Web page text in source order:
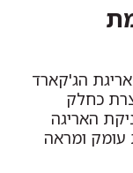
הג'קארד
כחלק
האריגה
ומראה